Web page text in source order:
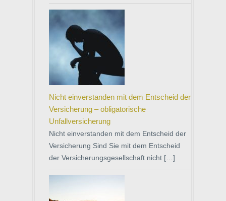
Nicht einverstanden mit dem Entscheid der
Versicherung – obligatorische
Unfallversicherung
Nicht einverstanden mit dem Entscheid der
Versicherung Sind Sie mit dem Entscheid
der Versicherungsgesellschaft nicht […]